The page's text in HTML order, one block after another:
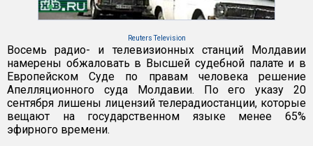
Reuters Television
Восемь радио- и телевизионных станций Молдавии
намерены обжаловать в Высшей судебной палате и в
Европейском Суде по правам человека решение
Апелляционного суда Молдавии. По его указу 20
сентября лишены лицензий телерадиостанции, которые
вещают на государственном языке менее 65%
эфирного времени.